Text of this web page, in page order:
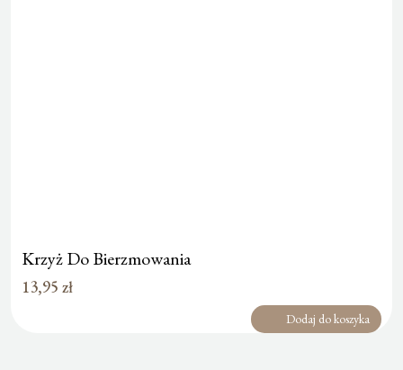
Krzyż Do Bierzmowania
13,95 zł
Dodaj do koszyka